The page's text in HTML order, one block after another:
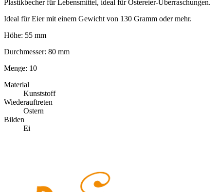
Plastikbecher für Lebensmittel, ideal für Ostereier-Überraschungen.
Ideal für Eier mit einem Gewicht von 130 Gramm oder mehr.
Höhe: 55 mm
Durchmesser: 80 mm
Menge: 10
Material
Kunststoff
Wiederauftreten
Ostern
Bilden
Ei